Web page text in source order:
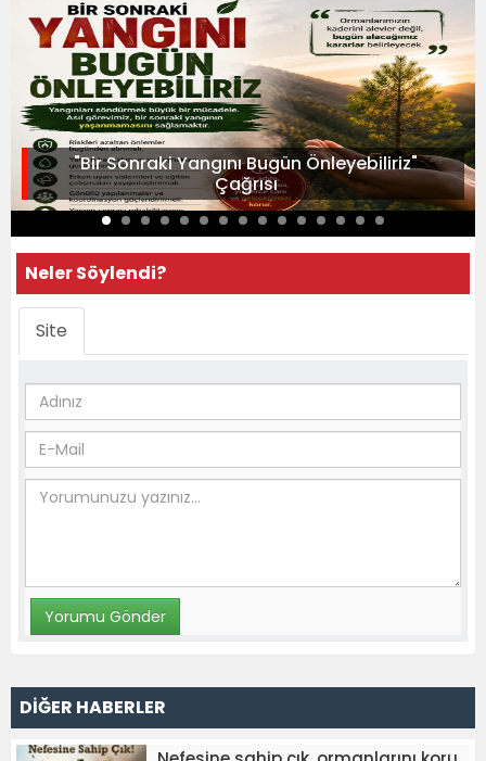
"Bir Sonraki Yangını Bugün Önleyebiliriz"
Çağrısı
Neler Söylendi?
Site
DİĞER HABERLER